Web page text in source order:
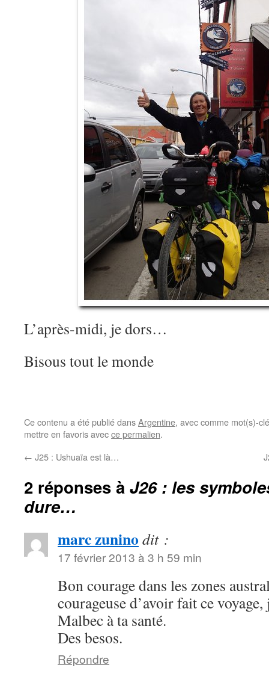
L’après-midi, je dors…
Bisous tout le monde
Ce contenu a été publié dansArgentine, avec comme mot(s)-
mettre en favoris avecce permalien.
← J25 : Ushuaïa est là…
2 réponses à J26 : les
dure…
marc zunino dit :
17 février 2013 à 3 h 59 min
Bon courage dans les zones
courageuse d’avoir fait ce
Malbec à ta santé.
Des besos.
Répondre